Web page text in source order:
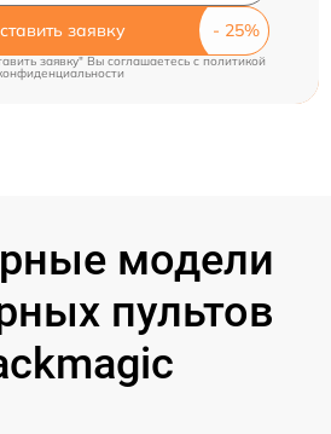
заявку
заявку" Вы соглашаетесь cполитикой
модели
пультов